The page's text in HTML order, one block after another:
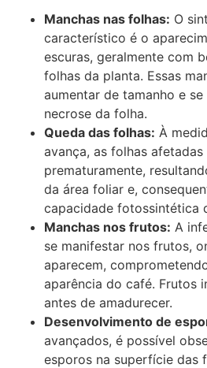
Manchas nas folhas: O
característico é o
escuras, geralmente com
folhas da planta. Essas
aumentar de tamanho e
necrose da folha.
Queda das folhas: À
avança, as folhas
prematuramente,
da área foliar e,
capacidade fotossintética
Manchas nos frutos: A
se manifestar nos frutos,
aparecem,
aparência do café. Frutos
antes de amadurecer.
Desenvolvimento de
avançados, é possível
esporos na superfície das